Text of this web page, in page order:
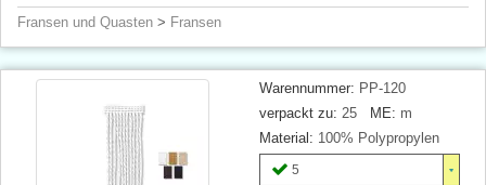
Fransen und Quasten > Fransen
Warennummer: PP-120
verpackt zu: 25 ME: m
Material: 100% Polypropylen
5